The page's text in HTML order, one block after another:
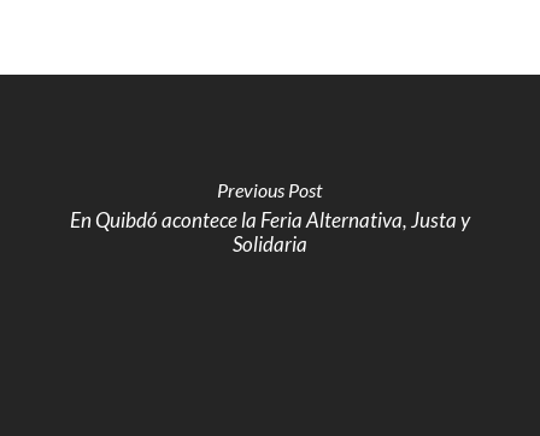
Previous Post
En Quibdó acontece la Feria Alternativa, Justa y
Solidaria